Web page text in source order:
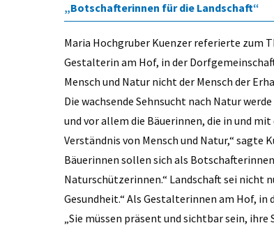
„Botschafterinnen für die Landschaft“
Maria Hochgruber Kuenzer referierte zum
Gestalterin am Hof, in der
Mensch und Natur nicht der Mensch der
Die wachsende Sehnsucht nach Natur
und vor allem die Bäuerinnen, die in und
Verständnis von Mensch und Natur,“ sagte
Bäuerinnen sollen sich als
Naturschützerinnen.“ Landschaft sei nicht
Gesundheit.“ Als Gestalterinnen am Hof, in
„Sie müssen präsent und sichtbar sein,